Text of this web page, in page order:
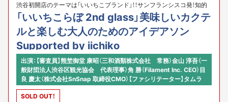
渋谷初開店のテーマは「いいちこブランド」！！サンフランシスコ発！知的
バー空間で美味しいカクテルと楽しむ大人のためのアイデアソン、遂に
渋谷に初登場！
「いいちこらぼ 2nd glass」美味しいカクテ
ルと楽しむ大人のためのアイデアソン
Supported by iichiko
出演：【審査員】熊埜御堂 康昭（三和酒類株式会社 常務）金山 淳吾（一
般財団法人渋谷区観光協会 代表理事）角 勝（Filament Inc. CEO）目
良 慶太（株式会社SnSnap 取締役CMO）【ファシリテーター】タムラ
カイ（グラフィックカタリスト／FC POP）【ファシリテーター／プロ
デュース】河原あず（プロモソンスペシャリスト／東京カルチャーカ
SOLD OUT！